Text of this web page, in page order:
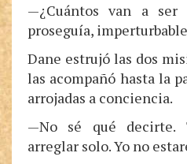
—¿Cuántos van a
proseguía,
Dane estrujó las dos
las acompañó hasta la
arrojadas a conciencia.
—No sé qué decirte.
arreglar solo. Yo no